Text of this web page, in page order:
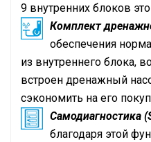
9 внутренних блоков
Комплект
обеспечения
из внутреннего блока,
встроен дренажный
сэкономить на его
Самодиагностика
благодаря этой